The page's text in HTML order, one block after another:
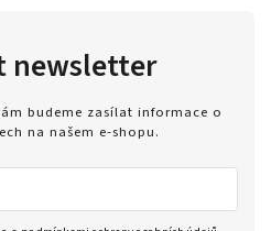
newsletter
budeme zasílat informace o
na našem e-shopu.